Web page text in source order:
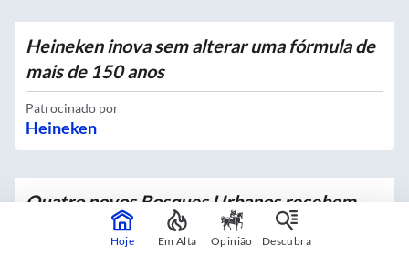
Heineken inova sem alterar uma fórmula de
mais de 150 anos
Patrocinado por
Heineken
Quatro novos Bosques Urbanos recebem
mais de 4 mil mudas no Centro
Hoje Em Alta Opinião Descubra